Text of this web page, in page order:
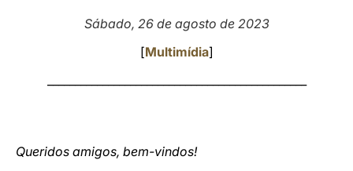
Sábado, 26 de agosto de 2023
[Multimídia]
Queridos amigos, bem-vindos!